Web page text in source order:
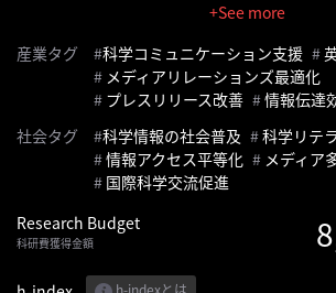
稿/
取
材
記
事
の
覧
を分析し、マスメディアに最適な伝え方のモ
す。これらの研究は、科学情報が正しく効果
めの基盤づくりに貢献しています。
+See more
産業タグ
科学コミュニケーション支援
メディアリレーションズ最適化
プレスリリース改善
情報伝達
社会タグ
科学情報の社会普及
科学リテ
情報アクセス平等化
メディア
国際科学交流促進
Research Budget
科研費獲得金額